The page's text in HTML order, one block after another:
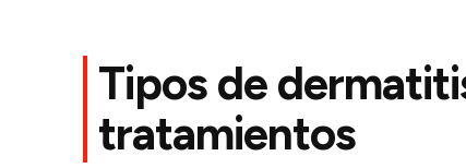
Tipos de
tratamientos